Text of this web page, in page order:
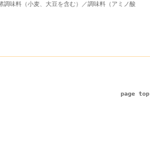
味料（小麦、大豆を含む）／調味料（アミノ酸
page top